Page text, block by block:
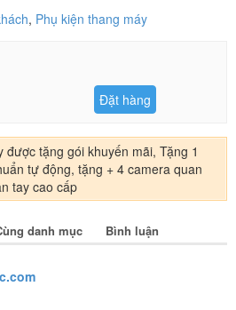
, Phụ kiện thang máy
Đặt hàng
được tặng gói khuyến mãi, Tặng 1
tự động, tặng + 4 camera quan
tay cao cấp
danh mục Bình luận